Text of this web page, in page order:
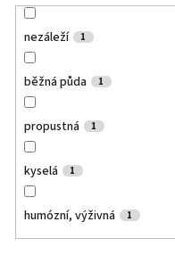
nezáleží 1
běžná půda 1
propustná 1
kyselá 1
humózní, výživná 1